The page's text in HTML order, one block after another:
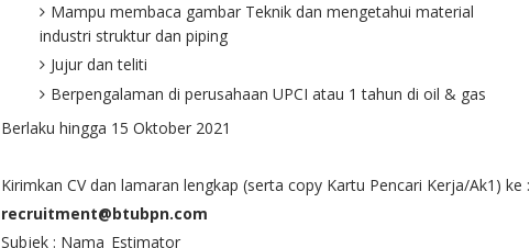
Mampu membaca gambar Teknik dan mengetahui material
industri struktur dan piping
Jujur dan teliti
Berpengalaman di perusahaan UPCI atau 1 tahun di oil & gas
Berlaku hingga 15 Oktober 2021
Kirimkan CV dan lamaran lengkap (serta copy Kartu Pencari Kerja/Ak1) ke :
recruitment@btubpn.com
Subjek : Nama_Estimator